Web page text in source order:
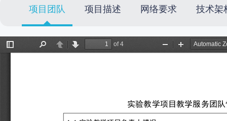
项目团队 项目描述 网络要求 技术架